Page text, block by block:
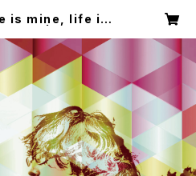
is mine, life is f
direct